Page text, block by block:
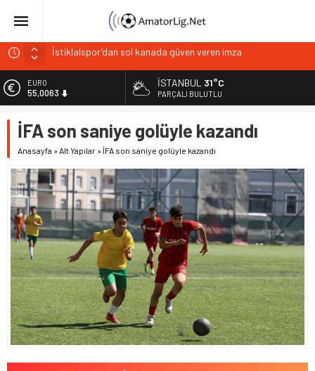
İstiklalspor’dan sol kanada güven veren imza
Paşabahçespor’da sportif direktörlük görevine Mehmet
İstanbul Gençlerbirliği hücum hattını güçlendirdi
Vardarspor teknik ekibiyle yola devam ediyor
Kuzeyin Kaplanları Kaygısız ile yeniden
EURO
55,0063
6.543,59
BİST
DOLAR
47,7010
İSTANBUL 31°C
PARÇALI BULUTLU
İFA son saniye golüyle kazandı
Anasayfa »Alt Yapılar » İFA son saniye golüyle kazandı